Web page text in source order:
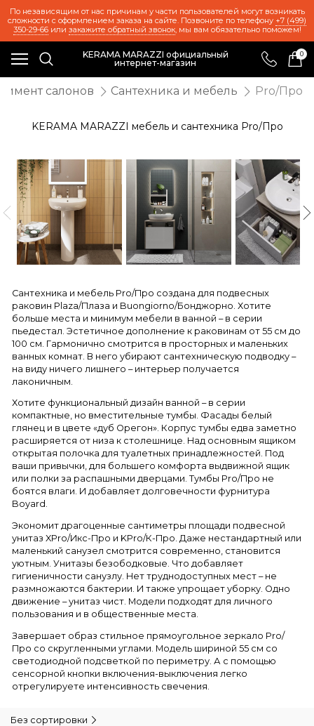
По независящим от нас причинам у части пользователей могут возникать
сложности с оформлением заказа на сайте. Позвоните по телефону +7 (499)
350-29-66или закажите обратный звонок, мы вам обязательно поможем!
KERAMA MARAZZI официальный
интернет-магазин
0
салонов Сантехника и мебель Pro/Про
KERAMA MARAZZI мебель и сантехника Pro/Про
Сантехника и мебель Pro/Про создана для подвесных
раковин Plaza/Плаза и Buongiorno/Бонджорно. Хотите
больше места и минимум мебели в ванной – в серии
пьедестал. Эстетичное дополнение к раковинам от 55 см до
100 см. Гармонично смотрится в просторных и маленьких
ванных комнат. В него убирают сантехническую подводку –
на виду ничего лишнего – интерьер получается
лаконичным.
Хотите функциональный дизайн ванной – в серии
компактные, но вместительные тумбы. Фасады белый
глянец и в цвете «дуб Орегон». Корпус тумбы едва заметно
расширяется от низа к столешнице. Над основным ящиком
открытая полочка для туалетных принадлежностей. Под
ваши привычки, для большего комфорта выдвижной ящик
или полки за распашными дверцами. Тумбы Pro/Про не
боятся влаги. И добавляет долговечности фурнитура
Boyard.
Экономит драгоценные сантиметры площади подвесной
унитаз XPro/Икс-Про и KPro/К-Про. Даже нестандартный или
маленький санузел смотрится современно, становится
уютным. Унитазы безободковые. Что добавляет
гигиеничности санузлу. Нет труднодоступных мест – не
размножаются бактерии. И также упрощает уборку. Одно
движение – унитаз чист. Модели подходят для личного
пользования и в общественные места.
Завершает образ стильное прямоугольное зеркало Pro/
Про со скругленными углами. Модель шириной 55 см со
светодиодной подсветкой по периметру. А с помощью
сенсорной кнопки включения-выключения легко
отрегулируете интенсивность свечения.
Без сортировки